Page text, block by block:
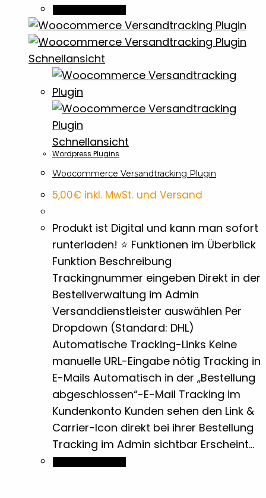
Buntstifte 7
Dokumentenmappen 9
Einkaufswagenchips 7
Eiskratzer
Family
Flachmänner
Flaschenöffner
Geldklammern
Grillen 1
Halbton Bilder
Holz- & Bambus-Stifte 18
Schnellansicht
Schnellansicht
Wordpress Plugins
Woocommerce Versandtracking Plugin
5,00€ inkl. MwSt. und Versand
Produkt ist Digital und kann man sofort
runterladen! ⭐ Funktionen im Überblick
Funktion Beschreibung
Trackingnummer eingeben Direkt in der
Bestellverwaltung im Admin
Versanddienstleister auswählen Per
Dropdown (Standard: DHL)
Automatische Tracking-Links Keine
manuelle URL-Eingabe nötig Tracking in
E-Mails Automatisch in der „Bestellung
abgeschlossen“-E-Mail Tracking im
Kundenkonto Kunden sehen den Link &
Carrier-Icon direkt bei ihrer Bestellung
Tracking im Admin sichtbar Erscheint…